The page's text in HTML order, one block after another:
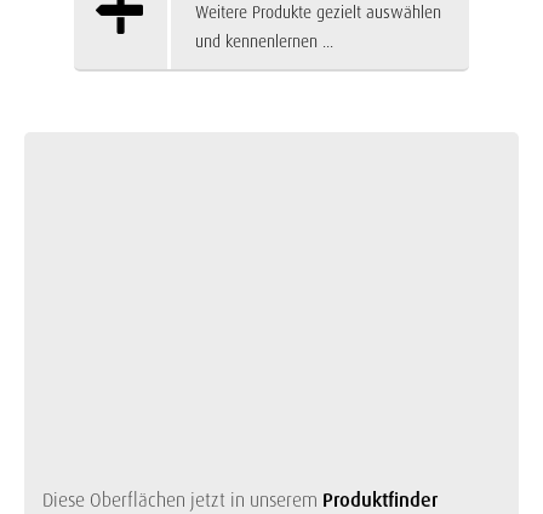
Weitere Produkte gezielt auswählen
und kennenlernen ...
Diese Oberflächen jetzt in unserem Produktfinder